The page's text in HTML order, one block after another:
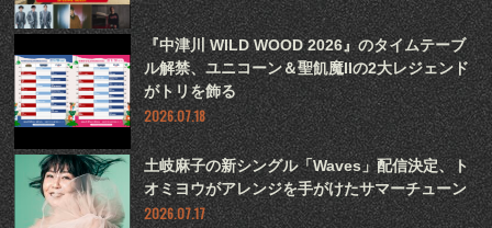
『中津川 WILD WOOD 2026』のタイムテーブ
ル解禁、ユニコーン＆聖飢魔IIの2大レジェンド
がトリを飾る
2026.07.18
土岐麻子の新シングル「Waves」配信決定、ト
オミヨウがアレンジを手がけたサマーチューン
2026.07.17